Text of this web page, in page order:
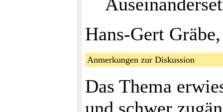
Hans-Gert
Anmerkungen zur Diskussion
Das Thema